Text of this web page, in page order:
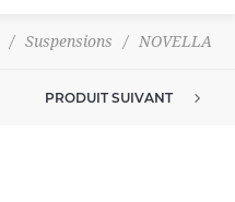
/ Suspensions / NOVELLA
PRODUIT SUIVANT